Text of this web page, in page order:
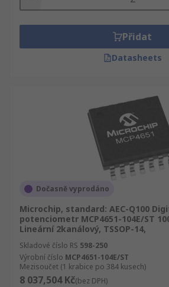
Přidat
Datasheets
Dočasně vyprodáno
Microchip, standard: AEC-Q100
potenciometr MCP4651-104E/ST
Lineární 2kanálový, TSSOP-14,
Skladové číslo RS 598-250
Výrobní číslo MCP4651-104E/ST
Mezisoučet (1 krabice po 384 kusech)
8 037,504 Kč(bez DPH)